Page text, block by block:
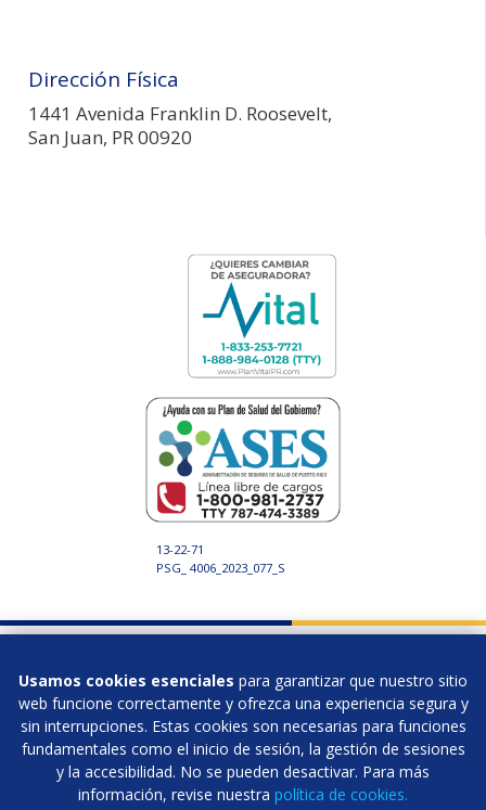
Dirección Física
1441 Avenida Franklin D. Roosevelt,
San Juan, PR 00920
13-22-71
PSG_ 4006_2023_077_S
Aviso de No Discriminación
Fraude y Abuso
Definiciones
Sobre Vital
Usamos cookies esenciales para garantizar que nuestro sitio
web funcione correctamente y ofrezca una experiencia segura y
sin interrupciones. Estas cookies son necesarias para funciones
fundamentales como el inicio de sesión, la gestión de sesiones
y la accesibilidad. No se pueden desactivar. Para más
información, revise nuestra política de cookies.